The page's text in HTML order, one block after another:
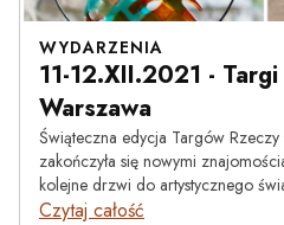
WYDARZENIA
11-12.XII.2021 -
Warszawa
Świąteczna edycja Targów
zakończyła się nowymi
kolejne drzwi do artystycznego
Czytaj całość